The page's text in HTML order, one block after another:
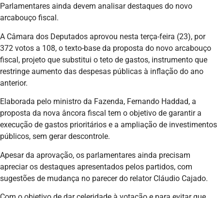
Parlamentares ainda devem analisar destaques do novo
arcabouço fiscal.
A Câmara dos Deputados aprovou nesta terça-feira (23), por
372 votos a 108, o texto-base da proposta do novo arcabouço
fiscal, projeto que substitui o teto de gastos, instrumento que
restringe aumento das despesas públicas à inflação do ano
anterior.
Elaborada pelo ministro da Fazenda, Fernando Haddad, a
proposta da nova âncora fiscal tem o objetivo de garantir a
execução de gastos prioritários e a ampliação de investimentos
públicos, sem gerar descontrole.
Apesar da aprovação, os parlamentares ainda precisam
apreciar os destaques apresentados pelos partidos, com
sugestões de mudança no parecer do relator Cláudio Cajado.